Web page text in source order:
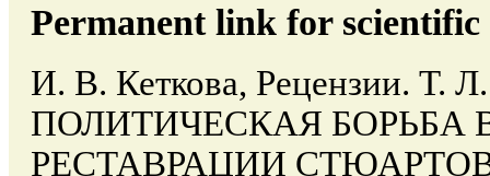
Permanent link for
И. В. Кеткова, Рецензии.
ПОЛИТИЧЕСКАЯ БОРЬБА
РЕСТАВРАЦИИ СТЮАРТОВ.